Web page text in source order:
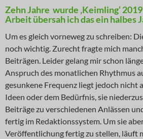
Zehn Jahre wurde ‚Keimling‘
Arbeit übersah ich das ein halbes
Um es gleich vorneweg zu schreiben:
noch wichtig. Zurecht fragte mich
Beiträgen. Leider gelang mir schon
Anspruch des monatlichen Rhythmus
gesunkene Frequenz liegt jedoch nicht
Ideen oder dem Bedürfnis, sie
Beiträge zu verschiedenen Anlässen
fertig im Redaktionssystem. Um sie
Veröffentlichung fertig zu stellen, läuft